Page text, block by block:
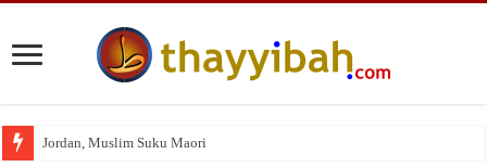
Jordan, Muslim Suku Maori